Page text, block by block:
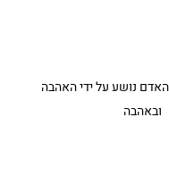
נושע על ידי האהבה
ובאהבה